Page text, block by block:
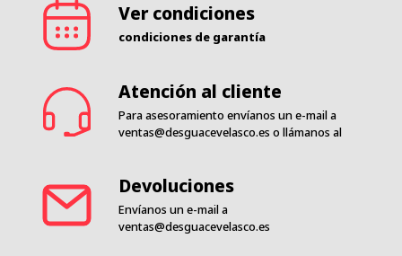
Ver condiciones
condiciones de garantía
Atención al cliente
Para asesoramiento envíanos un e-mail a
ventas@desguacevelasco.es o llámanos al
Devoluciones
Envíanos un e-mail a
ventas@desguacevelasco.es